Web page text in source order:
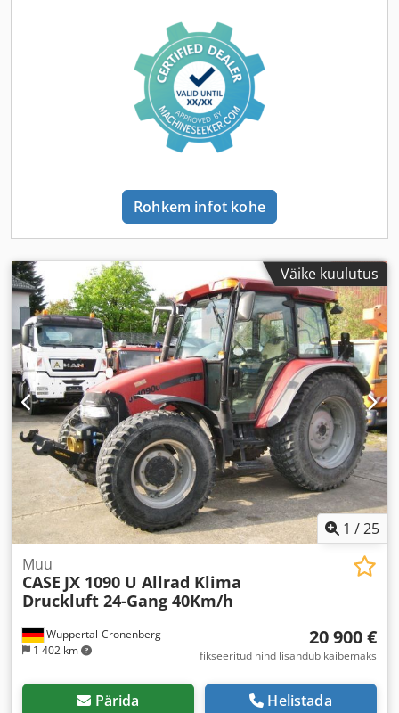
Rohkem infot kohe
Väike kuulutus
1 /25
Wuppertal-Cronenberg
1 402 km
Muu
CASE JX 1090 U Allrad Klima
Druckluft 24-Gang 40Km/h
20 900 €
fikseeritud hind lisandub käibemaks
Pärida Helistada